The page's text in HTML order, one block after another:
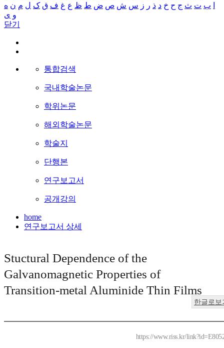
ب ت ث ج ح خ د ذ ر ز س ش ص ض ط ظ ع غ ف ق ک ل م ن ه
و ی
닫기
통합검색
국내학술논문
학위논문
해외학술논문
학술지
단행본
연구보고서
공개강의
home
연구보고서 상세
Stuctural Dependence of the
Galvanomagnetic Properties of
Transition-metal Aluminide Thin Films
한글로보
https://www.riss.kr/